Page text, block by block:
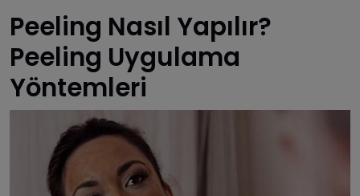
Peeling Nasıl Yapılır?
Peeling Uygulama
Yöntemleri